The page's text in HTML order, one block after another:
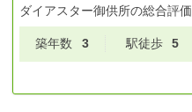
ダイアスター御供所の総合評価
築年数 3 駅徒歩 5